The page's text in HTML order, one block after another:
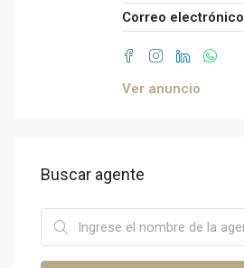
Correo electrónico
Ver anuncio
Buscar agente